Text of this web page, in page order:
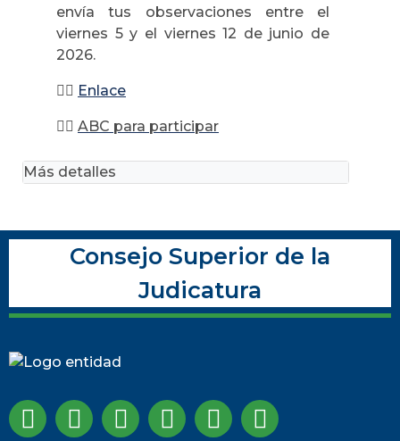
envía tus observaciones entre el
viernes 5 y el viernes 12 de junio de
2026.
👉🏻 Enlace
👉🏻 ABC para participar
Más detalles
Consejo Superior de la
Judicatura